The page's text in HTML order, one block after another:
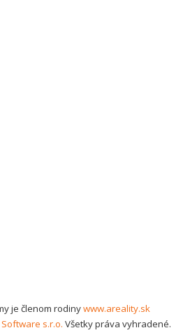
je členom rodinywww.areality.sk
s.r.o. Všetky práva vyhradené.